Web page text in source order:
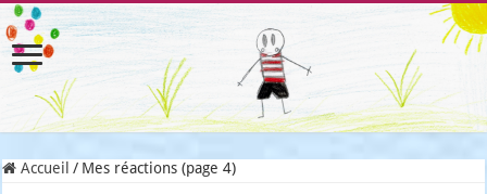
Accueil / Mes réactions (page 4)